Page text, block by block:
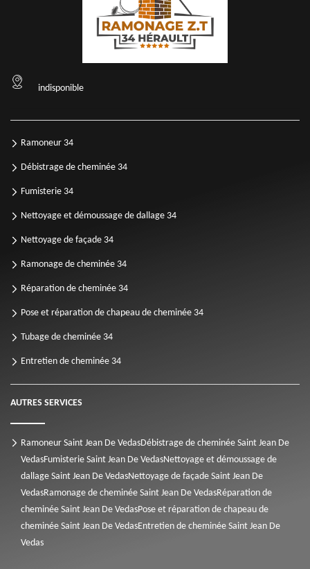
indisponible
Ramoneur 34
Débistrage de cheminée 34
Fumisterie 34
Nettoyage et démoussage de dallage 34
Nettoyage de façade 34
Ramonage de cheminée 34
Réparation de cheminée 34
Pose et réparation de chapeau de cheminée 34
Tubage de cheminée 34
Entretien de cheminée 34
AUTRES SERVICES
Ramoneur Saint Jean De VedasDébistrage de cheminée Saint Jean De
VedasFumisterie Saint Jean De VedasNettoyage et démoussage de
dallage Saint Jean De VedasNettoyage de façade Saint Jean De
VedasRamonage de cheminée Saint Jean De VedasRéparation de
cheminée Saint Jean De VedasPose et réparation de chapeau de
cheminée Saint Jean De VedasEntretien de cheminée Saint Jean De
Vedas